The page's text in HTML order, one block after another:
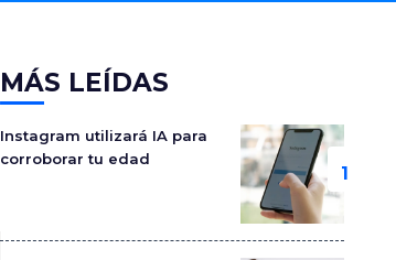
MÁS LEÍDAS
Instagram utilizará IA para
corroborar tu edad